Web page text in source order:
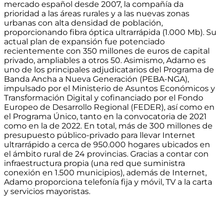
mercado español desde 2007, la compañía da
prioridad a las áreas rurales y a las nuevas zonas
urbanas con alta densidad de población,
proporcionando fibra óptica ultrarrápida (1.000 Mb). Su
actual plan de expansión fue potenciado
recientemente con 350 millones de euros de capital
privado, ampliables a otros 50. Asimismo, Adamo es
uno de los principales adjudicatarios del Programa de
Banda Ancha a Nueva Generación (PEBA-NGA),
impulsado por el Ministerio de Asuntos Económicos y
Transformación Digital y cofinanciado por el Fondo
Europeo de Desarrollo Regional (FEDER), así como en
el Programa Único, tanto en la convocatoria de 2021
como en la de 2022. En total, más de 300 millones de
presupuesto público-privado para llevar Internet
ultrarrápido a cerca de 950.000 hogares ubicados en
el ámbito rural de 24 provincias. Gracias a contar con
infraestructura propia (una red que suministra
conexión en 1.500 municipios), además de Internet,
Adamo proporciona telefonía fija y móvil, TV a la carta
y servicios mayoristas.